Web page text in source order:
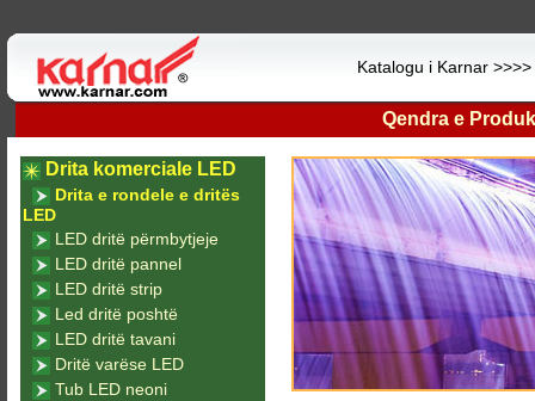
Katalogu i Karnar >>>>
Qendra e
Drita komerciale LED
Drita e rondele e dritës
LED
LED dritë përmbytjeje
LED dritë pannel
LED dritë strip
Led dritë poshtë
LED dritë tavani
Dritë varëse LED
Tub LED neoni